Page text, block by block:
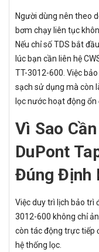
Người dùng nên theo
bơm chạy liên tục
Nếu chỉ số TDS bắt
lúc bạn cần liên hệ
TT-3012-600. Việc
sạch sử dụng mà còn
lọc nước hoạt động ổn
Vì Sao
DuPont
Đúng Định
Việc duy trì lịch bảo trì
3012-600 không chỉ
còn tác động trực tiếp
hệ thống lọc.